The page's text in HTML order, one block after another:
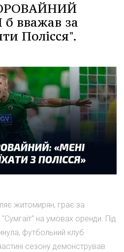
б вважав за
Полісся".
житомирян, грає за
на умовах оренди. Під
футбольний клуб
сезону демонстрував